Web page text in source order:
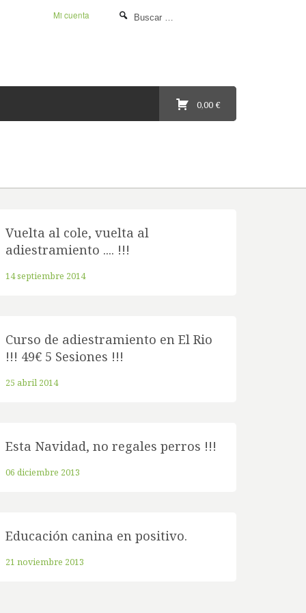
Mi cuenta
0,00 €
Vuelta al cole, vuelta al
adiestramiento .... !!!
14 septiembre 2014
Curso de adiestramiento en El Rio
!!! 49€ 5 Sesiones !!!
25 abril 2014
Esta Navidad, no regales perros !!!
06 diciembre 2013
Educación canina en positivo.
21 noviembre 2013